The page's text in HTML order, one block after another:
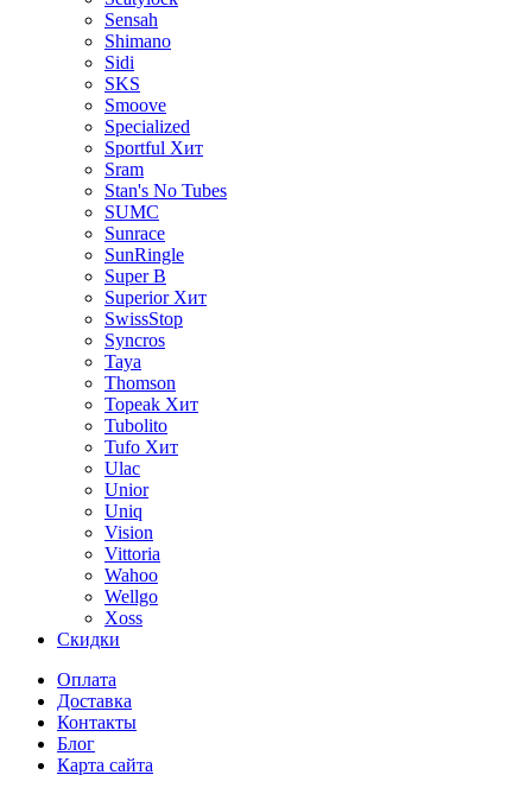
Sensah
Shimano
Sidi
SKS
Smoove
Specialized
Sportful Хит
Sram
Stan's No Tubes
SUMC
Sunrace
SunRingle
Super B
Superior Хит
SwissStop
Syncros
Taya
Thomson
Topeak Хит
Tubolito
Tufo Хит
Ulac
Unior
Uniq
Vision
Vittoria
Wahoo
Wellgo
Xoss
Скидки
Оплата
Доставка
Контакты
Блог
Карта сайта